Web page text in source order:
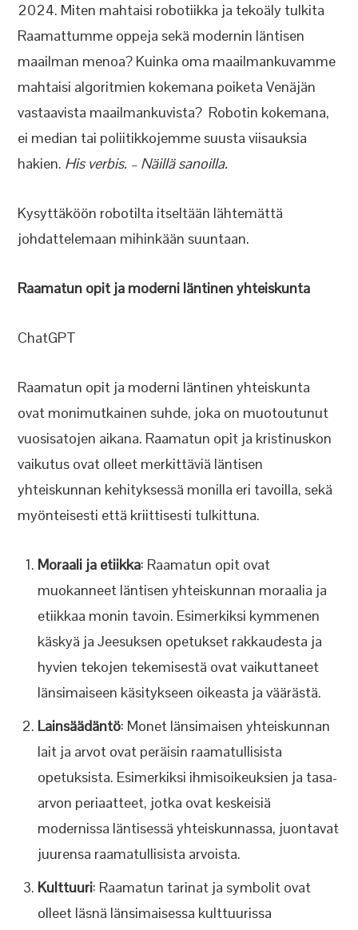
2024. Miten mahtaisi robotiikka ja tekoäly tulkita
Raamattumme oppeja sekä modernin läntisen
maailman menoa? Kuinka oma maailmankuvamme
mahtaisi algoritmien kokemana poiketa Venäjän
vastaavista maailmankuvista? Robotin kokemana,
ei median tai poliitikkojemme suusta viisauksia
hakien. His verbis. – Näillä sanoilla.
Kysyttäköön robotilta itseltään lähtemättä
johdattelemaan mihinkään suuntaan.
Raamatun opit ja moderni läntinen yhteiskunta
ChatGPT
Raamatun opit ja moderni läntinen yhteiskunta
ovat monimutkainen suhde, joka on muotoutunut
vuosisatojen aikana. Raamatun opit ja kristinuskon
vaikutus ovat olleet merkittäviä läntisen
yhteiskunnan kehityksessä monilla eri tavoilla, sekä
myönteisesti että kriittisesti tulkittuna.
Moraali ja etiikka: Raamatun opit ovat
muokanneet läntisen yhteiskunnan moraalia ja
etiikkaa monin tavoin. Esimerkiksi kymmenen
käskyä ja Jeesuksen opetukset rakkaudesta ja
hyvien tekojen tekemisestä ovat vaikuttaneet
länsimaiseen käsitykseen oikeasta ja väärästä.
Lainsäädäntö: Monet länsimaisen yhteiskunnan
lait ja arvot ovat peräisin raamatullisista
opetuksista. Esimerkiksi ihmisoikeuksien ja tasa-
arvon periaatteet, jotka ovat keskeisiä
modernissa läntisessä yhteiskunnassa, juontavat
juurensa raamatullisista arvoista.
Kulttuuri: Raamatun tarinat ja symbolit ovat
olleet läsnä länsimaisessa kulttuurissa